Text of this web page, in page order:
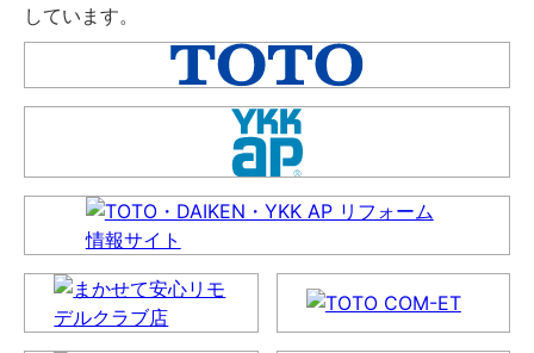
しています。